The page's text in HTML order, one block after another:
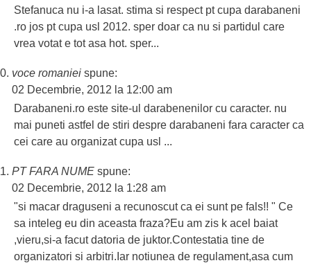
Stefanuca nu i-a lasat. stima si respect pt cupa darabaneni
.ro jos pt cupa usl 2012. sper doar ca nu si partidul care
vrea votat e tot asa hot. sper...
voce romaniei spune:
02 Decembrie, 2012 la 12:00 am
Darabaneni.ro este site-ul darabenenilor cu caracter. nu
mai puneti astfel de stiri despre darabaneni fara caracter ca
cei care au organizat cupa usl ...
PT FARA NUME spune:
02 Decembrie, 2012 la 1:28 am
"si macar draguseni a recunoscut ca ei sunt pe fals!! " Ce
sa inteleg eu din aceasta fraza?Eu am zis k acel baiat
,vieru,si-a facut datoria de juktor.Contestatia tine de
organizatori si arbitri.Iar notiunea de regulament,asa cum